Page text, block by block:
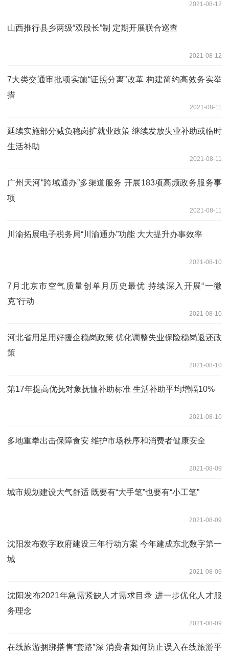
2021-08-12
山西推行县乡两级“双段长”制 定期开展联合巡查
2021-08-12
7大类交通审批项实施“证照分离”改革 构建简约高效务实举
措
2021-08-11
延续实施部分减负稳岗扩就业政策 继续发放失业补助或临时
生活补助
2021-08-11
广州天河“跨域通办”多渠道服务 开展183项高频政务服务事
项
2021-08-11
川渝拓展电子税务局“川渝通办”功能 大大提升办事效率
2021-08-10
7月北京市空气质量创单月历史最优 持续深入开展“一微
克”行动
2021-08-10
河北省用足用好援企稳岗政策 优化调整失业保险稳岗返还政
策
2021-08-10
第17年提高优抚对象抚恤补助标准 生活补助平均增幅10%
2021-08-10
多地重拳出击保障食安 维护市场秩序和消费者健康安全
2021-08-09
城市规划建设大气舒适 既要有“大手笔”也要有“小工笔”
2021-08-09
沈阳发布数字政府建设三年行动方案 今年建成东北数字第一
城
2021-08-09
沈阳发布2021年急需紧缺人才需求目录 进一步优化人才服
务理念
2021-08-09
在线旅游捆绑搭售“套路”深 消费者如何防止误入在线旅游平